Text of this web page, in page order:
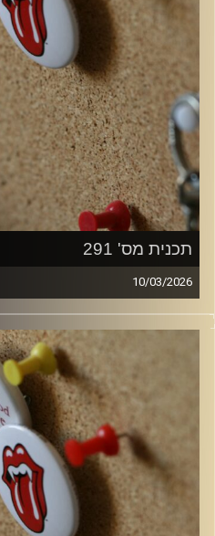
תכנית מס' 291
10/03/2026
קלאסיקות רוק עם אורן הוף.
włodi